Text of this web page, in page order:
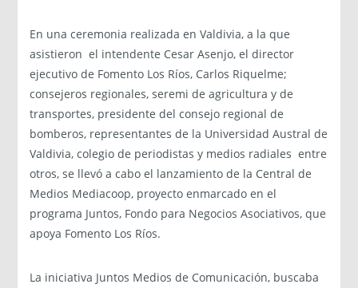
En una ceremonia realizada en Valdivia, a la que
asistieron el intendente Cesar Asenjo, el director
ejecutivo de Fomento Los Ríos, Carlos Riquelme;
consejeros regionales, seremi de agricultura y de
transportes, presidente del consejo regional de
bomberos, representantes de la Universidad Austral de
Valdivia, colegio de periodistas y medios radiales entre
otros, se llevó a cabo el lanzamiento de la Central de
Medios Mediacoop, proyecto enmarcado en el
programa Juntos, Fondo para Negocios Asociativos, que
apoya Fomento Los Ríos.
La iniciativa Juntos Medios de Comunicación, buscaba